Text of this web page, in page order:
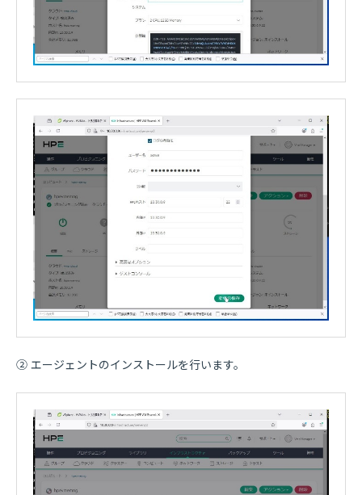
② エージェントのインストールを行います。